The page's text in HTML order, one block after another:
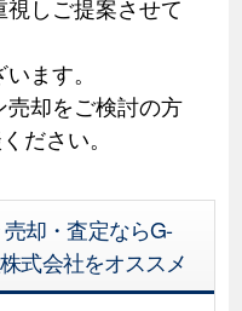
しご提案させて
ます。
却をご検討の方
ださい。
却・査定ならG-
式会社をオススメ